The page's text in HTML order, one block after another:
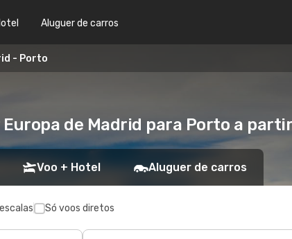
Aluguer de carros
- Porto
Europa de Madrid para Porto a
Voo + Hotel Aluguer de carros
Só voos diretos